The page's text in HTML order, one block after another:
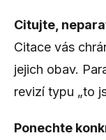
Citujte,
Citace vás
jejich obav.
revizí typu „to
Ponechte